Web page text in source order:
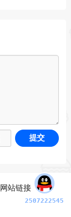
提交
网站链接
2507222545